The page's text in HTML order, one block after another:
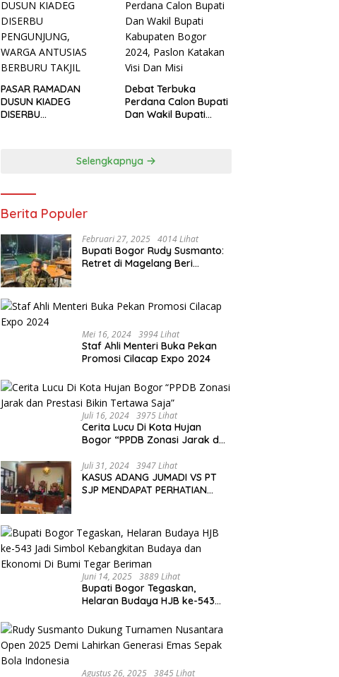
PASAR RAMADAN
DUSUN KIADEG
DISERBU
Debat Terbuka
Perdana Calon Bupati
Dan Wakil Bupati
Selengkapnya
Berita Populer
Februari 27, 2025 4014 Lihat
Bupati Bogor Rudy Susmanto:
Retret di Magelang Beri
Mei 16, 2024 3994 Lihat
Staf Ahli Menteri Buka Pekan
Promosi Cilacap Expo 2024
Juli 16, 2024 3975 Lihat
Cerita Lucu Di Kota Hujan
Bogor “PPDB Zonasi Jarak dan
Juli 31, 2024 3947 Lihat
KASUS ADANG JUMADI VS PT
SJP MENDAPAT PERHATIAN
Juni 14, 2025 3889 Lihat
Bupati Bogor Tegaskan,
Helaran Budaya HJB ke-543
Budaya dan Ekonomi Di Bumi
Tegar Beriman
Agustus 26, 2025 3845 Lihat